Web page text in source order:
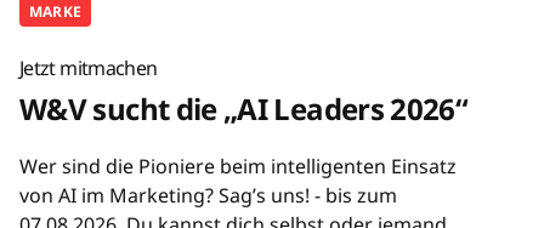
MARKE
Jetzt mitmachen
W&V sucht die „AI Leaders 2026“
Wer sind die Pioniere beim intelligenten Einsatz
von AI im Marketing? Sag’s uns! - bis zum